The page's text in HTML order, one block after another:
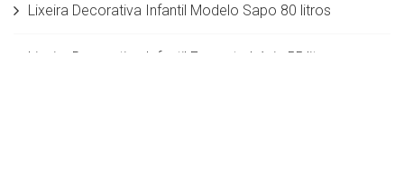
Lixeira Decorativa Infantil Modelo Sapo 80 litros
Lixeira Decorativa Infantil Formato Lápis 55 litros